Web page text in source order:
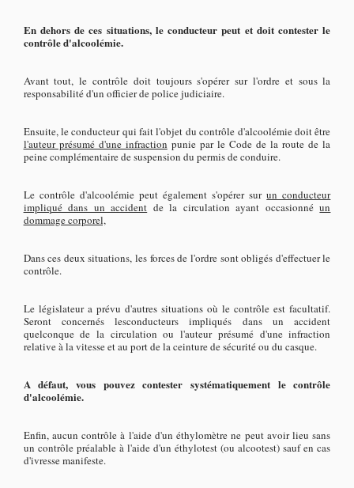
En dehors de ces situations, le conducteur peut et doit contester le
contrôle d'alcoolémie.
Avant tout, le contrôle doit toujours s'opérer sur l'ordre et sous la
responsabilité d'un officier de police judiciaire.
Ensuite, le conducteur qui fait l'objet du contrôle d'alcoolémie doit être
l'auteur présumé d'une infraction punie par le Code de la route de la
peine complémentaire de suspension du permis de conduire.
Le contrôle d'alcoolémie peut également s'opérer surun conducteur
impliqué dans un accident de la circulation ayant occasionnéun
dommage corporel,
Dans ces deux situations, les forces de l'ordre sont obligés d'effectuer le
contrôle.
Le législateur a prévu d'autres situations où le contrôle est facultatif.
Seront concernés lesconducteurs impliqués dans un accident
quelconque de la circulation ou l'auteur présumé d'une infraction
relative à la vitesse et au port de la ceinture de sécurité ou du casque.
A défaut, vous pouvez contester systématiquement le contrôle
d'alcoolémie.
Enfin, aucun contrôle à l'aide d'un éthylomètre ne peut avoir lieu sans
un contrôle préalable à l'aide d'un éthylotest (ou alcootest) sauf en cas
d'ivresse manifeste.